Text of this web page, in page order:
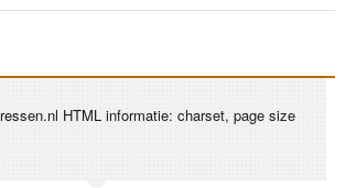
HTML informatie: charset, page size